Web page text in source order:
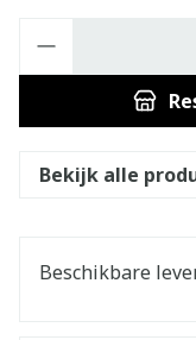
Bekijk alle
Beschikbare